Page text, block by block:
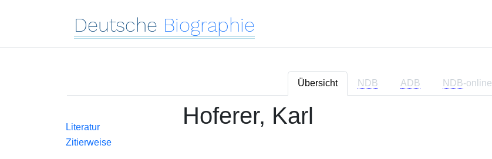
Deutsche Biographie
Übersicht NDB ADB NDB-online
Literatur
Zitierweise
Hoferer, Karl